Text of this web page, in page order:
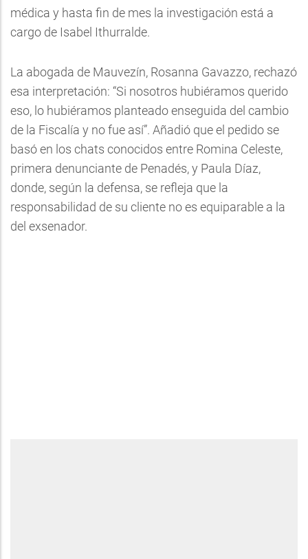
médica y hasta fin de mes la investigación está a
cargo de Isabel Ithurralde.
La abogada de Mauvezín, Rosanna Gavazzo, rechazó
esa interpretación: “Si nosotros hubiéramos querido
eso, lo hubiéramos planteado enseguida del cambio
de la Fiscalía y no fue así”. Añadió que el pedido se
basó en los chats conocidos entre Romina Celeste,
primera denunciante de Penadés, y Paula Díaz,
donde, según la defensa, se refleja que la
responsabilidad de su cliente no es equiparable a la
del exsenador.